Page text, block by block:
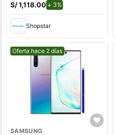
S/ 1,118.00 3%
Shopstar
Mejor precio.
Oferta hace 2 días
SAMSUNG